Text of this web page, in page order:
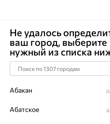
Главная Магазины
Ювелирный дом
Нягань- Пункты
Смотреть все города
Не удалось
ваш город, выберите
нужный из списка
Абакан
Абатское